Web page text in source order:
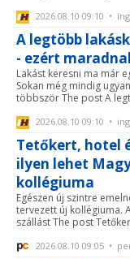
2026.08.10 09:10 •
A legtöbb
- ezért
Lakást keresni ma már
Sokan még mindig
többször The post A
2026.08.10 09:10 •
Tetőkert, hotel
ilyen lehet
kollégiuma
Egészen új szintre
tervezett új kollégiuma.
szállást The post
2026.08.10 09:05 •